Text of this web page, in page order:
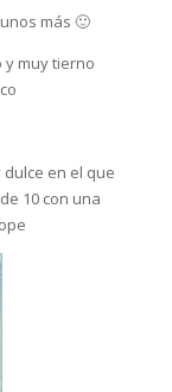
más 🙂
muy tierno
en el que
10 con una